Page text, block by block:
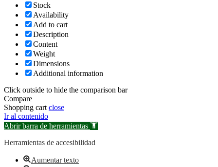
Stock
Availability
Add to cart
Description
Content
Weight
Dimensions
Additional information
Click outside to hide the comparison bar
Compare
Shopping cart close
Ir al contenido
Abrir barra de herramientas
Herramientas de accesibilidad
Aumentar texto